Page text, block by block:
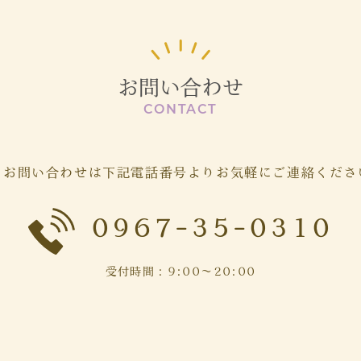
お問い合わせ
CONTACT
問い合わせは下記電話番号よりお気軽に ご連絡くだ
0967-35-0310
受付時間：9:00～20:00